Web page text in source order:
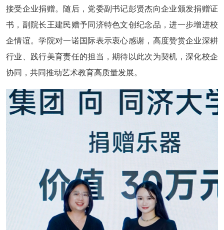
接受企业捐赠。随后，党委副书记彭贤杰向企业颁发捐赠证
书，副院长王建民赠予同济特色文创纪念品，进一步增进校
企情谊。学院对一诺国际表示衷心感谢，高度赞赏企业深耕
行业、践行美育责任的担当，期待以此次为契机，深化校企
协同，共同推动艺术教育高质量发展。